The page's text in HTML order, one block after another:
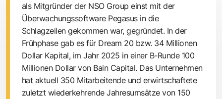
als Mitgründer der NSO Group einst mit der
Überwachungssoftware Pegasus in die
Schlagzeilen gekommen war, gegründet. In der
Frühphase gab es für Dream 20 bzw. 34 Millionen
Dollar Kapital, im Jahr 2025 in einer B-Runde 100
Millionen Dollar von Bain Capital. Das Unternehmen
hat aktuell 350 Mitarbeitende und erwirtschaftete
zuletzt wiederkehrende Jahresumsätze von 150